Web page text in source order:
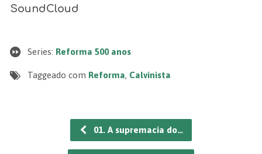
SoundCloud
Series: Reforma 500 anos
Taggeado com Reforma, Calvinista
01. A supremacia do…